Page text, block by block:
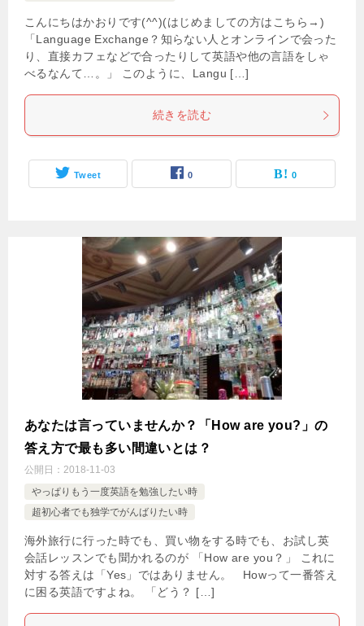
こんにちはかおりです(^^)(はじめましての方はこちら→)
「Language Exchange？知らない人とオンラインで会った
り、直接カフェなどで合ったりして英語や他の言語をしゃ
べるなんて…。」 このように、Langu […]
続きを読む
Tweet 0 0
あなたは言っていませんか？「How are you?」の
答え方で最も多い間違いとは？
公開日： 2018-11-03
やっぱりもう一度英語を勉強したい時
超初心者でも独学でがんばりたい時
海外旅行に行った時でも、買い物をする時でも、お試し英
会話レッスンでも聞かれるのが 「How are you？」 これに
対する答えは「Yes」ではありません。 Howって一番答え
に困る英語ですよね。 「どう？ […]